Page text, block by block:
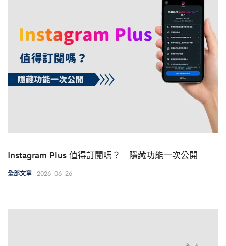
Instagram Plus 值得訂閱嗎？｜隱藏功能一次公開
全部文章 2026-06-26